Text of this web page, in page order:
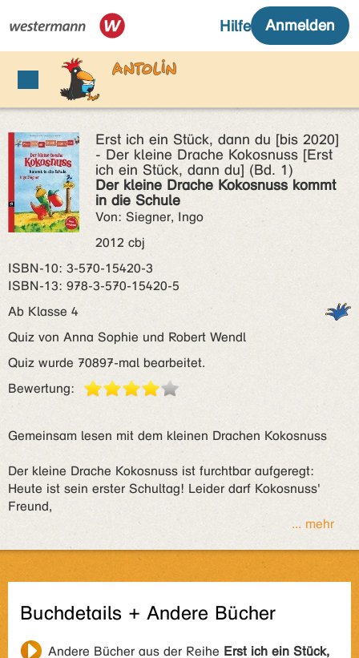
Erst ich ein Stück, dann du [bis 2020]
- Der kleine Drache Kokosnuss [Erst
ich ein Stück, dann du] (Bd. 1)
Der kleine Drache Kokosnuss kommt
in die Schule
Von: Siegner, Ingo
2012 cbj
ISBN‑10: 3-570-15420-3
ISBN‑13: 978-3-570-15420-5
Ab Klasse 4
Quiz von Anna Sophie und Robert Wendl
Quiz wurde 70897-mal bearbeitet.
Bewertung:
Gemeinsam lesen mit dem kleinen Drachen Kokosnuss
Der kleine Drache Kokosnuss ist furchtbar aufgeregt:
Heute ist sein erster Schultag! Leider darf Kokosnuss'
Freund,
... mehr
Buchdetails + Andere Bücher
Andere Bücher aus der Reihe Erst ich ein Stück,